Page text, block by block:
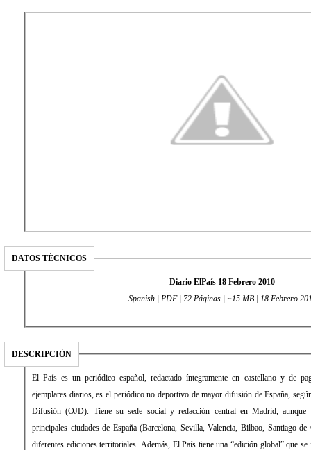
DATOS TÉCNICOS
Diario ElPaís 18 Febrero 2010
Spanish | PDF | 72 Páginas | ~15 MB | 18 Febrero
DESCRIPCIÓN
El País es un periódico español, redactado íntegramente en castellano y de
ejemplares diarios, es el periódico no deportivo de mayor difusión de España,
Difusión (OJD). Tiene su sede social y redacción central en Madrid, aunque
principales ciudades de España (Barcelona, Sevilla, Valencia, Bilbao, Santiago de
diferentes ediciones territoriales. Además, El País tiene una “edición global” que